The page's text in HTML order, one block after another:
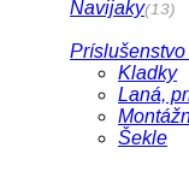
Navijaky(13)
Kladky
Laná,
Šekle